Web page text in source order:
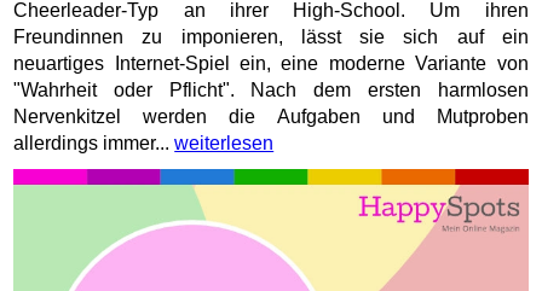
Cheerleader-Typ an ihrer High-School. Um ihren
Freundinnen zu imponieren, lässt sie sich auf ein
neuartiges Internet-Spiel ein, eine moderne Variante von
"Wahrheit oder Pflicht". Nach dem ersten harmlosen
Nervenkitzel werden die Aufgaben und Mutproben
allerdings immer...weiterlesen